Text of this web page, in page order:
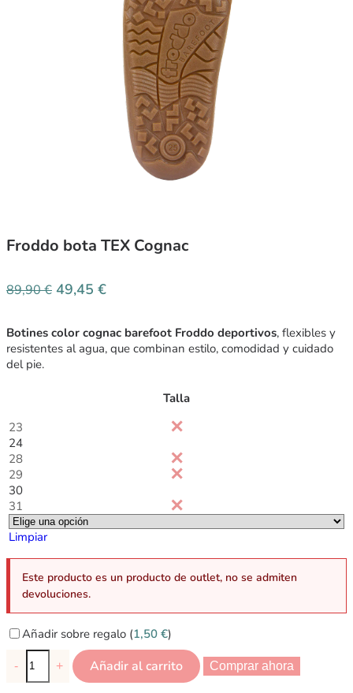
Froddo bota TEX Cognac
89,90€ 49,45 €
Botines color cognac barefoot Froddo deportivos, flexibles y
resistentes al agua, que combinan estilo, comodidad y cuidado
del pie.
Talla
23
24
28
29
30
31
Limpiar
Este producto es un producto de outlet, no se admiten
devoluciones.
Añadir sobre regalo (1,50 €)
- + Añadir al carrito Comprar ahora